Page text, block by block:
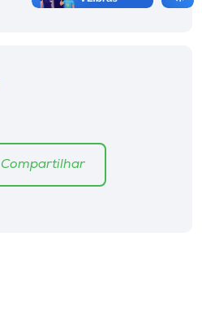
Compartilhar